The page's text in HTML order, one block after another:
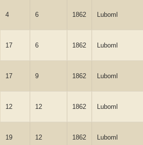
4 6 1862 Luboml
17 6 1862 Luboml
17 9 1862 Luboml
12 12 1862 Luboml
19 12 1862 Luboml